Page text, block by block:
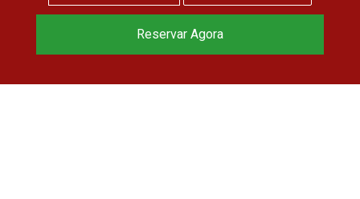
Reserve agora, com
Reservar Agora